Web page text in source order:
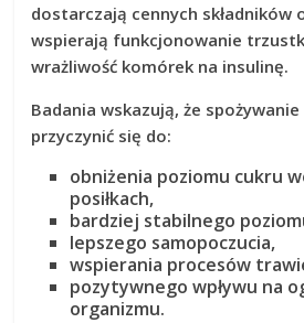
dostarczają cennych składników
wspierają funkcjonowanie
wrażliwość komórek na insulinę.
Badania wskazują, że
przyczynić się do:
obniżenia poziomu cukru
posiłkach,
bardziej stabilnego
lepszego samopoczucia,
wspierania procesów
pozytywnego wpływu na
organizmu.